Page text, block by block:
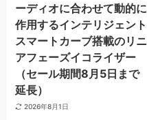
ーディオに合わせて動的に
作用するインテリジェント
スマートカーブ搭載のリニ
アフェーズイコライザー
（セール期間8月5日まで
延長）
2026年8月1日